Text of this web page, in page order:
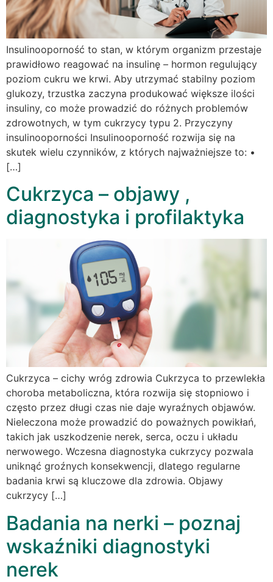
Insulinooporność to stan, w którym organizm przestaje
prawidłowo reagować na insulinę – hormon regulujący
poziom cukru we krwi. Aby utrzymać stabilny poziom
glukozy, trzustka zaczyna produkować większe ilości
insuliny, co może prowadzić do różnych problemów
zdrowotnych, w tym cukrzycy typu 2. Przyczyny
insulinooporności Insulinooporność rozwija się na
skutek wielu czynników, z których najważniejsze to: •
[…]
Cukrzyca – objawy ,
diagnostyka i profilaktyka
Cukrzyca – cichy wróg zdrowia Cukrzyca to przewlekła
choroba metaboliczna, która rozwija się stopniowo i
często przez długi czas nie daje wyraźnych objawów.
Nieleczona może prowadzić do poważnych powikłań,
takich jak uszkodzenie nerek, serca, oczu i układu
nerwowego. Wczesna diagnostyka cukrzycy pozwala
uniknąć groźnych konsekwencji, dlatego regularne
badania krwi są kluczowe dla zdrowia. Objawy
cukrzycy […]
Badania na nerki – poznaj
wskaźniki diagnostyki
nerek